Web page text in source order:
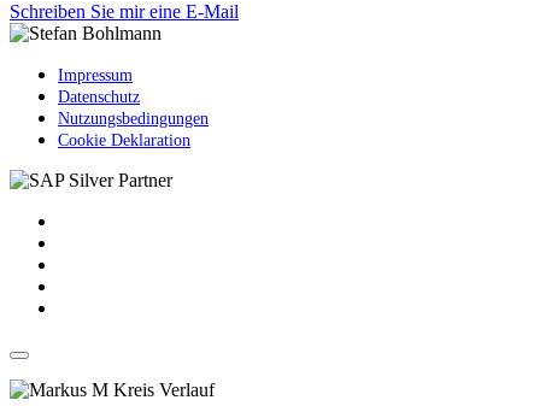
Schreiben Sie mir eine E-Mail
Impressum
Datenschutz
Nutzungsbedingungen
Cookie Deklaration